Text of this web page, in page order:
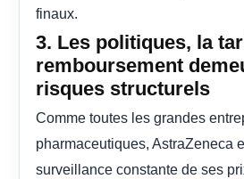
finaux.
3. Les politiques, la
remboursement
risques structurels
Comme toutes les grandes
pharmaceutiques, AstraZeneca
surveillance constante de ses